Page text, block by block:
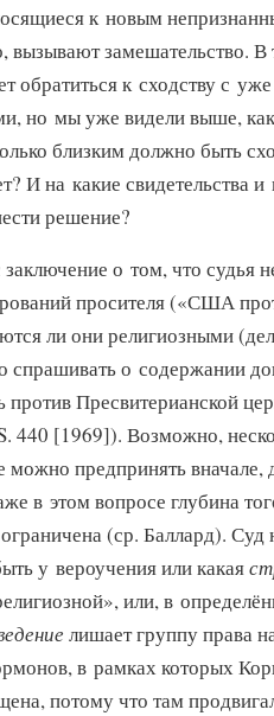
к новым
замешательство. В
обратиться к сходству с
но мы уже видели выше,
близким должно быть
И на какие свидетельства
решение?
о том, что судья
просителя («США
ли они религиозными
о содержании
против Пресвитерианской
440 [1969]). Возможно,
можно предпринять вначале,
в этом вопросе глубина
(ср. Баллард). Суд
у вероучения или какая
или, в
лишает группу права
в рамках которых
потому что там